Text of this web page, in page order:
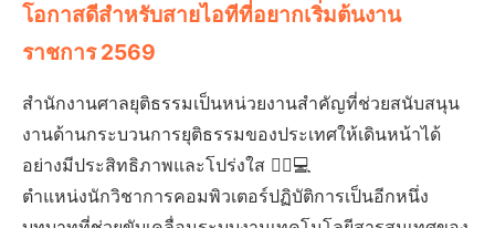
โอกาสดีสำหรับสายไอทีที่อยากเริ่มต้นงาน
ราชการ 2569
สำนักงานศาลยุติธรรมเป็นหน่วยงานสำคัญที่ช่วยสนับสนุน
งานด้านกระบวนการยุติธรรมของประเทศให้เดินหน้าได้
อย่างมีประสิทธิภาพและโปร่งใส 👩‍⚖️💻
ตำแหน่งนักวิชาการคอมพิวเตอร์ปฏิบัติการเป็นอีกหนึ่ง